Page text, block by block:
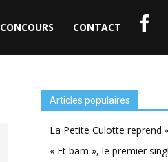
CONCOURS CONTACT
Articles populaires
La Petite Culotte reprend
« Et bam », le premier